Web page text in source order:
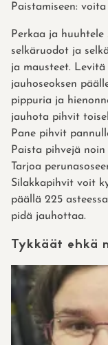
Paistamiseen:
Perkaa ja huuhtele
selkäruodot ja
ja mausteet.
jauhoseoksen
pippuria ja
jauhota pihvit
Pane pihvit
Paista pihve­jä
Tarjoa
Silakkapihvit voit
päällä 225
pidä jauhottaa.
Tykkäät ehkä